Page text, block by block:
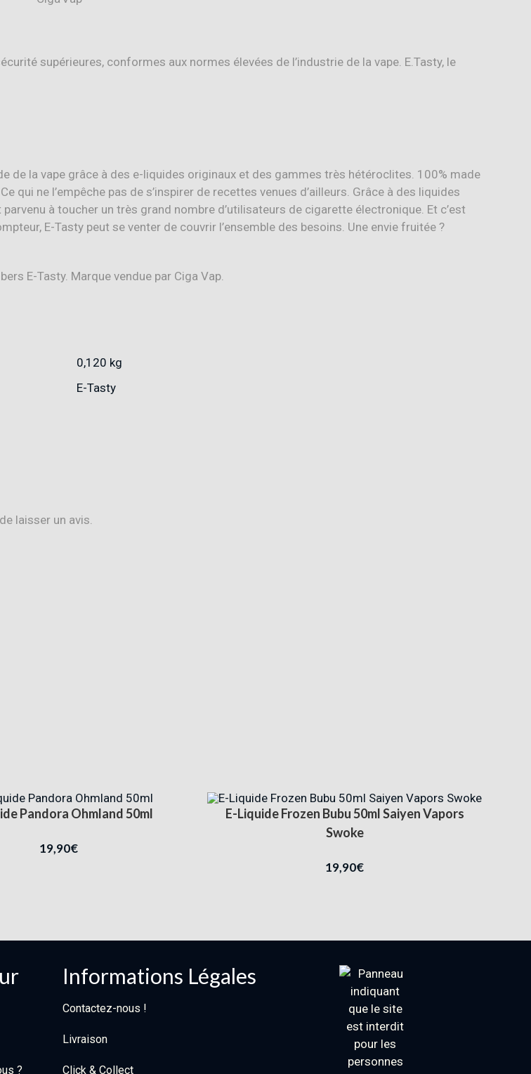
supérieures, conformes aux normes élevées de l’industrie de la vape E.Tasty, le
de la vape grâce à des e-liquides originaux et des gammes très hétéroclites. 100% made
qui ne l’empêche pas de s’inspirer de recettes venues d’ailleurs. Grâce à des liquides
à toucher un très grand nombre d’utilisateurs de cigarette électronique. Et c’est
E-Tasty peut se venter de couvrir l’ensemble des besoins. Une envie fruitée ?
0,120 kg
E-Tasty
laisser un avis.
Pandora Ohmland 50ml
19,90€
E-Liquide Frozen Bubu 50ml Saiyen Vapors
Swoke
19,90€
?
Informations Légales
Contactez-nous !
Livraison
Click & Collect